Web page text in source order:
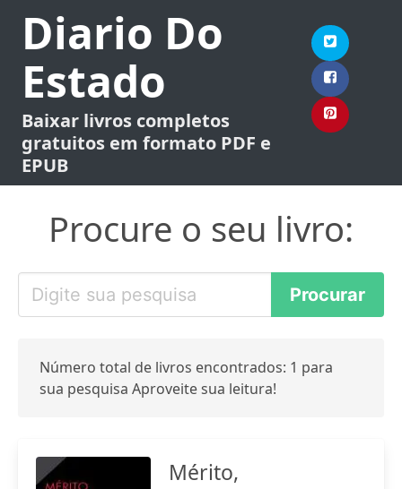
Diario Do
Estado
Baixar livros completos
gratuitos em formato PDF e
EPUB
Procure o seu livro:
Número total de livros encontrados: 1 para
sua pesquisa Aproveite sua leitura!
Mérito,